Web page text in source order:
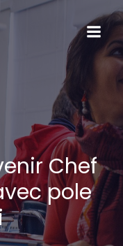
Chef
pole